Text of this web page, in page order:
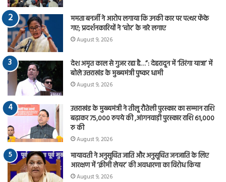
ममता बनर्जी ने आरोप लगाया कि उनकी कार पर पत्थर फेंके
गए; प्रदर्शनकारियों ने ‘चोर’ के नारे लगाए
August 9, 2026
देश अमृत काल से गुजर रहा है…”: देहरादून में ‘तिरंगा यात्रा’ में
बोले उत्तराखंड के मुख्यमंत्री पुष्कर धामी
August 9, 2026
उत्तराखंड के मुख्यमंत्री ने तीलू रौतेली पुरस्कार का सम्मान राशि
बढ़ाकर 75,000 रुपये की ,आंगनवाड़ी पुरस्कार राशि 61,000
रु की
August 9, 2026
मायावती ने अनुसूचित जाति और अनुसूचित जनजाति के लिए
आरक्षण में ‘क्रीमी लेयर’ की अवधारणा का विरोध किया
August 9, 2026